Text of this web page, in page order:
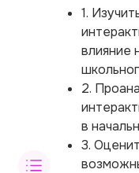
1.
влияние
2.
в
3.